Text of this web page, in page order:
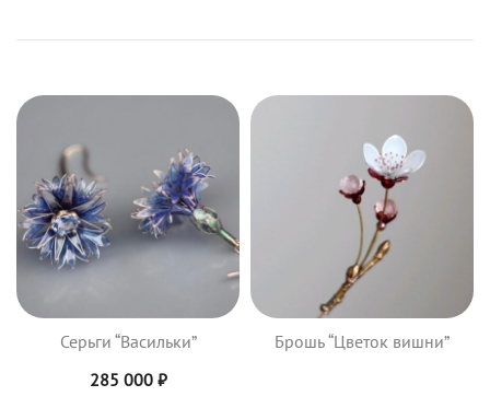
Серьги “Васильки”
285 000 ₽
Брошь “Цветок вишни”